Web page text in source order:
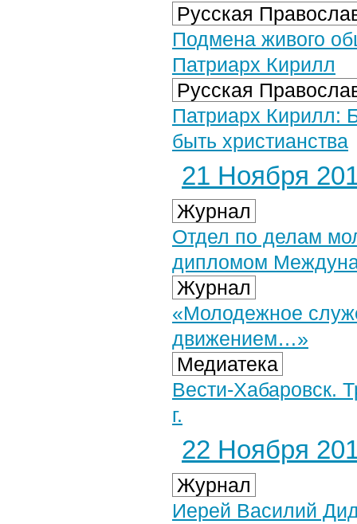
Русская
Подмена живого
Патриарх Кирилл
Русская
Патриарх Кирилл:
быть христианства
21 Ноября
Журнал
Отдел по делам
дипломом
Журнал
«Молодежное
движением…»
Медиатека
Вести-Хабаровск.
г.
22 Ноября
Журнал
Иерей Василий